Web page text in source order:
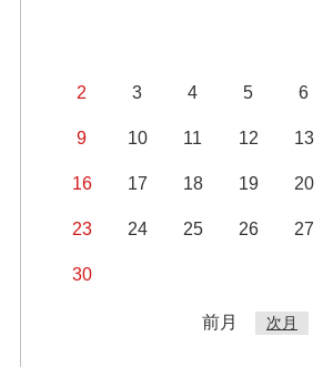
2 3 4 5 6
9 10 11 12 13
16 17 18 19 20
23 24 25 26 27
30
前月 次月